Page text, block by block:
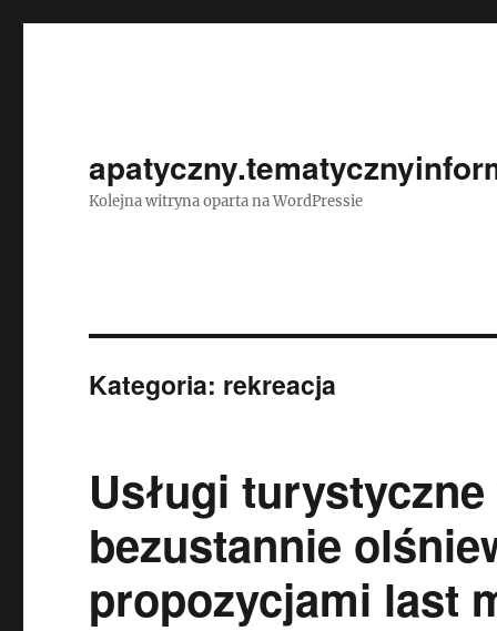
Kolejna witryna oparta na WordPressie
Kategoria: rekreacja
Usługi
bezustannie
propozycjami last